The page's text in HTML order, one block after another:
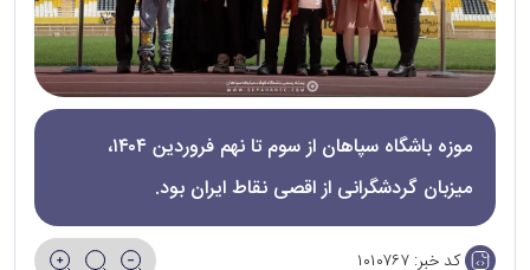
موزه باشگاه سپاهان از سوم تا نهم فروردین ۱۴۰۴،
میزبان گردشگرانی از اقصی نقاط ایران بود.
کد خبر: ۱۰۱۰۷۶۷